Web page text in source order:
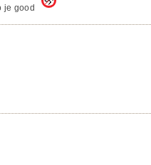
je good